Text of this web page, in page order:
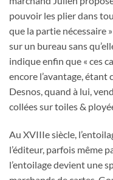
pouvoir les plier dans
que la partie nécessaire
sur un bureau sans
indique enfin que « ces
encore l’avantage, étant
Desnos, quand à lui,
collées sur toiles &
Au XVIIIe siècle,
l’éditeur, parfois même
l’entoilage devient une